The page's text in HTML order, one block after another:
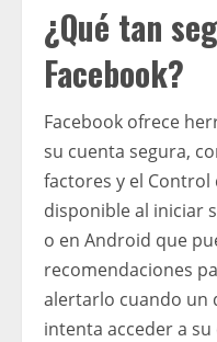
¿Qué tan
Facebook?
Facebook ofrece
su cuenta segura,
factores y el
disponible al iniciar
o en Android que
recomendaciones
alertarlo cuando un
intenta acceder a su